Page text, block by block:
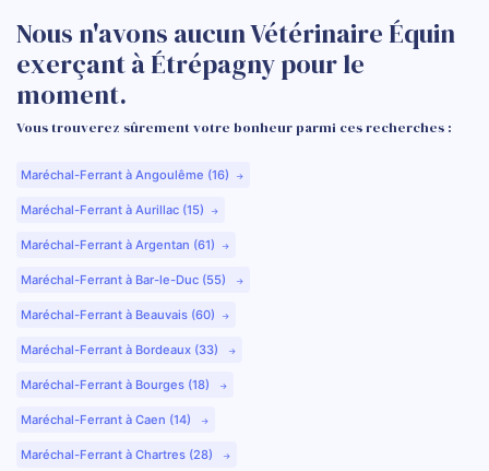
Nous n'avons aucun Vétérinaire Équin
exerçant à Étrépagny pour le
moment.
Vous trouverez sûrement votre bonheur parmi ces recherches :
Maréchal-Ferrant à Angoulême (16)
Maréchal-Ferrant à Aurillac (15)
Maréchal-Ferrant à Argentan (61)
Maréchal-Ferrant à Bar-le-Duc (55)
Maréchal-Ferrant à Beauvais (60)
Maréchal-Ferrant à Bordeaux (33)
Maréchal-Ferrant à Bourges (18)
Maréchal-Ferrant à Caen (14)
Maréchal-Ferrant à Chartres (28)